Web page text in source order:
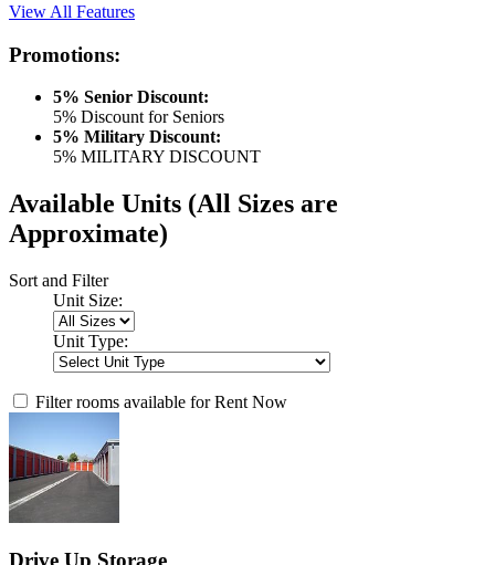
View All Features
Promotions:
5% Senior Discount:
5% Discount for Seniors
5% Military Discount:
5% MILITARY DISCOUNT
Available Units (All Sizes are
Approximate)
Sort and Filter
Unit Size:
Unit Type:
Filter rooms available for Rent Now
Drive Up Storage